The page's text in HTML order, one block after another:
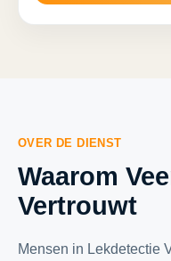
OVER DE DIENST
Waarom
Vertrouwt
Mensen in Lekdetectie